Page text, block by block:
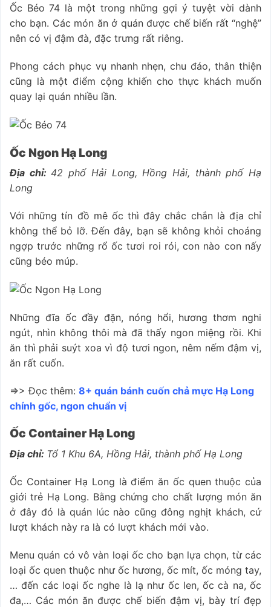
Ốc Béo 74 là một trong những gợi ý tuyệt vời dành
cho bạn. Các món ăn ở quán được chế biến rất “nghệ”
nên có vị đậm đà, đặc trưng rất riêng.
Phong cách phục vụ nhanh nhẹn, chu đáo, thân thiện
cũng là một điểm cộng khiến cho thực khách muốn
quay lại quán nhiều lần.
Ốc Ngon Hạ Long
Địa chỉ:42 phố Hải Long, Hồng Hải, thành phố Hạ
Long
Với những tín đồ mê ốc thì đây chắc chắn là địa chỉ
không thể bỏ lỡ. Đến đây, bạn sẽ không khỏi choáng
ngợp trước những rổ ốc tươi roi rói, con nào con nấy
cũng béo múp.
Những đĩa ốc đầy đặn, nóng hổi, hương thơm nghi
ngút, nhìn không thôi mà đã thấy ngon miệng rồi. Khi
ăn thì phải suýt xoa vì độ tươi ngon, nêm nếm đậm vị,
ăn rất cuốn.
=>> Đọc thêm: 8+ quán bánh cuốn chả mực Hạ Long
chính gốc, ngon chuẩn vị
Ốc Container Hạ Long
Địa chỉ: Tổ 1 Khu 6A, Hồng Hải, thành phố Hạ Long
Ốc Container Hạ Long là điểm ăn ốc quen thuộc của
giới trẻ Hạ Long. Bằng chứng cho chất lượng món ăn
ở đây đó là quán lúc nào cũng đông nghịt khách, cứ
lượt khách này ra là có lượt khách mới vào.
Menu quán có vô vàn loại ốc cho bạn lựa chọn, từ các
loại ốc quen thuộc như ốc hương, ốc mít, ốc móng tay,
… đến các loại ốc nghe là lạ như ốc len, ốc cà na, ốc
đa,… Các món ăn được chế biến đậm vị, bày trí đẹp